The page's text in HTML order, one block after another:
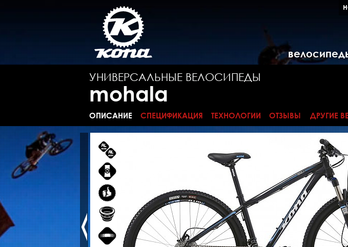
УНИВЕРСАЛЬНЫЕ ВЕЛОСИПЕДЫ
mohala
ОПИСАНИЕ СПЕЦИФИКАЦИЯ ТЕХНОЛОГИИ ОТЗЫВЫ ДРУГИЕ